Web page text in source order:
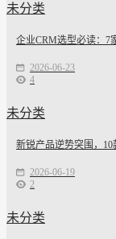
未分类
企业CRM选型必读：7
2026-06-23
4
未分类
新锐产品逆势突围，
2026-06-19
2
未分类